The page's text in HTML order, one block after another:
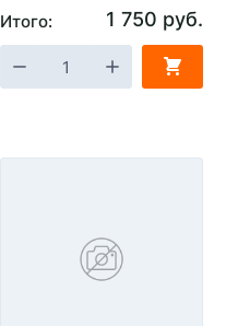
Итого: 1 750 руб.